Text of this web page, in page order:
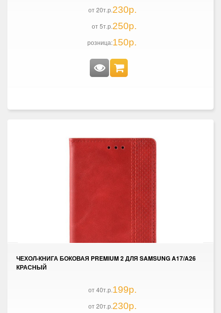
от 20т.р.230р.
от 5т.р.250р.
розница:150р.
ЧЕХОЛ-КНИГА БОКОВАЯ PREMIUM 2 ДЛЯ SAMSUNG A17/A26
КРАСНЫЙ
от 40т.р.199р.
от 20т.р.230р.